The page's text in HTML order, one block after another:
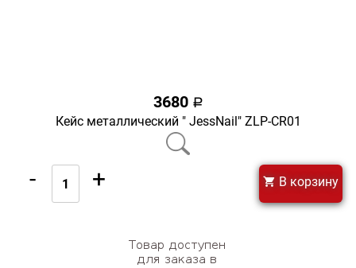
3680 a
Кейс металлический " JessNail" ZLP-CR01
- + В корзину